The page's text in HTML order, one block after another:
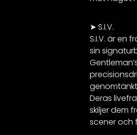
➤S.I.V.
S.I.V. är en
sin
Deras
skiljer dem
scener och